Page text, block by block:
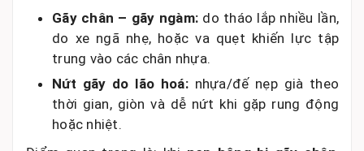
Gãy chân – gãy ngàm: do tháo lắp nhiều lần,
do xe ngã nhẹ, hoặc va quẹt khiến lực tập
trung vào các chân nhựa.
Nứt gãy do lão hoá:nhựa/đế nẹp già theo
thời gian, giòn và dễ nứt khi gặp rung động
hoặc nhiệt.